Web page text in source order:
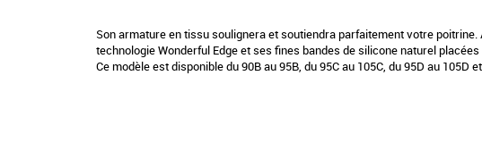
Son armature en tissu soulignera et soutiendra parfaitement votre
technologie Wonderful Edge et ses fines bandes de silicone naturel
Ce modèle est disponible du 90B au 95B, du 95C au 105C, du 95D au 105D